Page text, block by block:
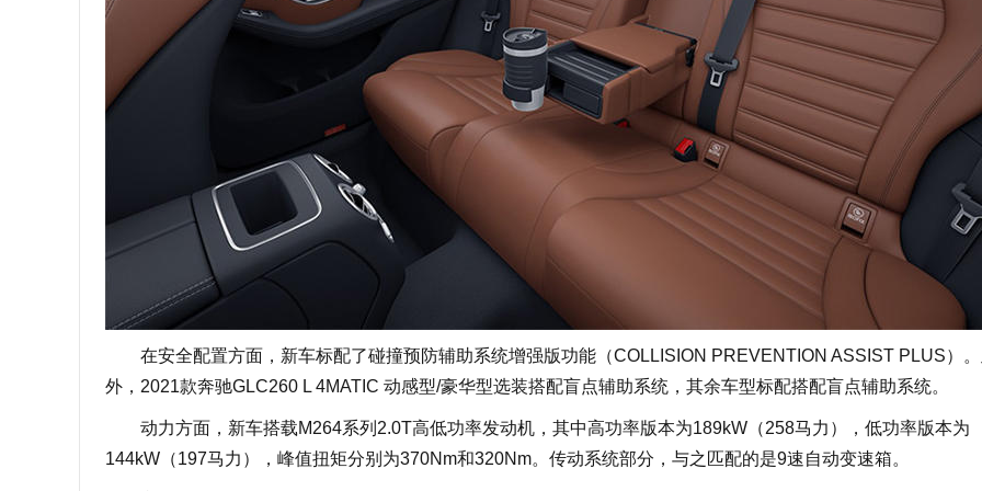
在安全配置方面，新车标配了碰撞预防辅助系统增强版功能（COLLISION PREVENTION ASSIST PLUS）
外，2021款奔驰GLC260 L 4MATIC 动感型/豪华型选装搭配盲点辅助系统，其余车型标配搭配盲点辅助系统。
动力方面，新车搭载M264系列2.0T高低功率发动机，其中高功率版本为189kW（258马力），低功率版本为
144kW（197马力），峰值扭矩分别为370Nm和320Nm。传动系统部分，与之匹配的是9速自动变速箱。